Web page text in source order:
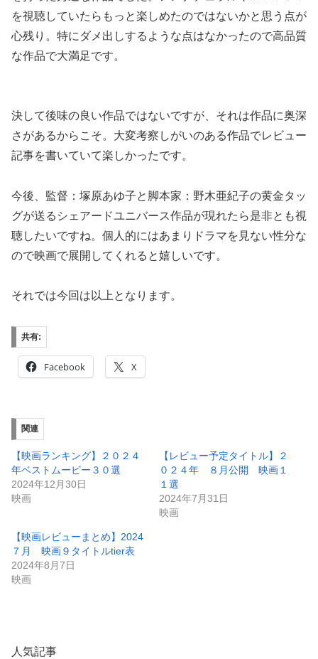
を視聴していたらもっと楽しめたのではないかと思う点が
心残り。特にダメ出しするような点はなかったので高品質
な作品で大満足です。
決して後味の良い作品ではないですが、それは作品に奥深
さがあるからこそ。大変考察しがいのある作品でレビュー
記事を書いていて楽しかったです。
今後、監督：塚原あゆ子と脚本家：野木亜紀子の黄金タッ
グが送るシェアードユニバース作品が現れたら是非とも視
聴したいですね。個人的にはあまりドラマを見ない性分な
ので映画で展開してくれると嬉しいです。
それでは今回は以上となります。
共有:
Facebook X
関連
【映画ランキング】２０２４
年ベストムービー３０選
2024年12月30日
映画
【レビュー予定タイトル】２
０２４年 ８月公開 映画１
１選
2024年7月31日
映画
【映画レビューまとめ】2024
７月 映画９タイトルtier表
2024年8月7日
映画
人気記事